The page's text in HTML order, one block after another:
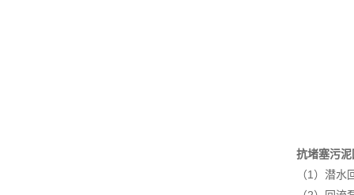
抗堵塞污
（1）潜